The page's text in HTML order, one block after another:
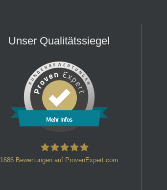
Unser Qualitätssiegel
Mehr Infos
1686 Bewertungen auf ProvenExpert.com